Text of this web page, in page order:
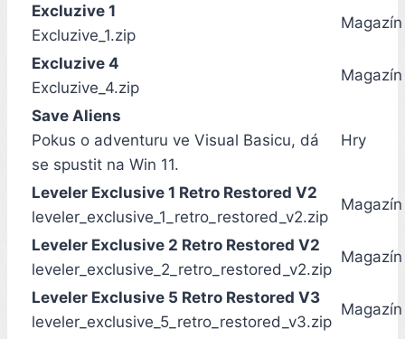
Excluzive 1
Excluzive_1.zip
Magazín
Excluzive 4
Excluzive_4.zip
Magazín
Save Aliens
Pokus o adventuru ve Visual Basicu, dá
se spustit na Win 11.
Hry
Leveler Exclusive 1 Retro Restored V2
leveler_exclusive_1_retro_restored_v2.zip
Magazín
Leveler Exclusive 2 Retro Restored V2
leveler_exclusive_2_retro_restored_v2.zip
Magazín
Leveler Exclusive 5 Retro Restored V3
leveler_exclusive_5_retro_restored_v3.zip
Magazín